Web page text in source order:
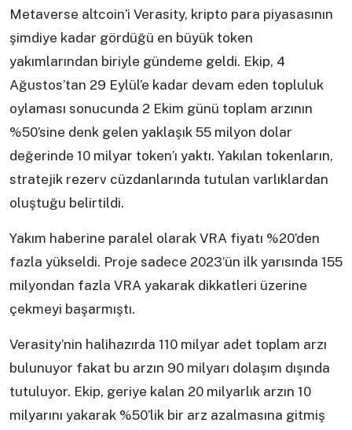
Metaverse altcoin’i Verasity, kripto para piyasasının
şimdiye kadar gördüğü en büyük token
yakımlarından biriyle gündeme geldi. Ekip, 4
Ağustos’tan 29 Eylül’e kadar devam eden topluluk
oylaması sonucunda 2 Ekim günü toplam arzının
%50’sine denk gelen yaklaşık 55 milyon dolar
değerinde 10 milyar token’ı yaktı. Yakılan tokenların,
stratejik rezerv cüzdanlarında tutulan varlıklardan
oluştuğu belirtildi.
Yakım haberine paralel olarak VRA fiyatı %20’den
fazla yükseldi. Proje sadece 2023’ün ilk yarısında 155
milyondan fazla VRA yakarak dikkatleri üzerine
çekmeyi başarmıştı.
Verasity’nin halihazırda 110 milyar adet toplam arzı
bulunuyor fakat bu arzın 90 milyarı dolaşım dışında
tutuluyor. Ekip, geriye kalan 20 milyarlık arzın 10
milyarını yakarak %50’lik bir arz azalmasına gitmiş